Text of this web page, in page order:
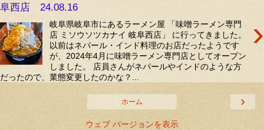
阜西店 24.08.16
›
岐阜県岐阜市にあるラーメン屋 「味噌ラーメン専門
店 ミソウソツカナイ 岐阜西店」 に行ってきました。
以前はネパール・インド料理のお店だったようです
が、2024年4月に味噌ラーメン専門店としてオープン
しました。 店員さんがネパールやインドのような方
だったので、業態変更したのかな？...
›
ホーム
ウェブ バージョンを表示